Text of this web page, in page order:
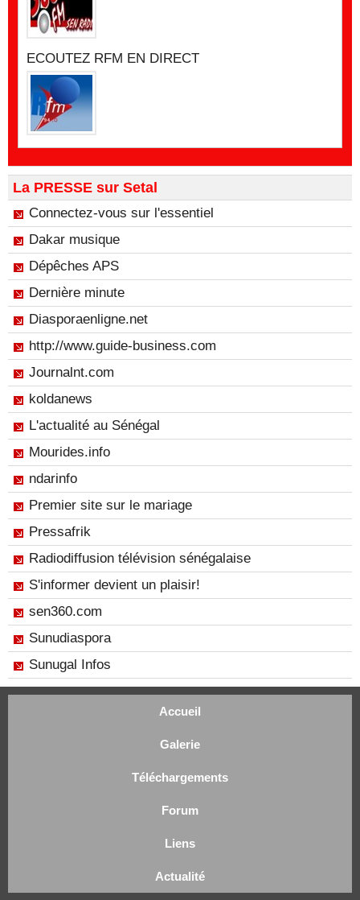
ECOUTEZ RFM EN DIRECT
La PRESSE sur Setal
Connectez-vous sur l'essentiel
Dakar musique
Dépêches APS
Dernière minute
Diasporaenligne.net
http://www.guide-business.com
Journalnt.com
koldanews
L'actualité au Sénégal
Mourides.info
ndarinfo
Premier site sur le mariage
Pressafrik
Radiodiffusion télévision sénégalaise
S'informer devient un plaisir!
sen360.com
Sunudiaspora
Sunugal Infos
Accueil
Galerie
Téléchargements
Forum
Liens
Actualité